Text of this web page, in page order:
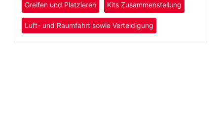
Greifen und Platzieren Kits Zusammenstellung
Luft- und Raumfahrt sowie Verteidigung